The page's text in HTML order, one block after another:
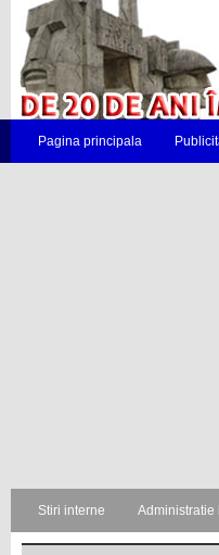
Pagina principala
Stiri interne Administratie